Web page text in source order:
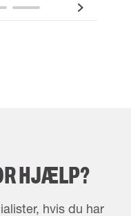
HJÆLP?
hvis du har